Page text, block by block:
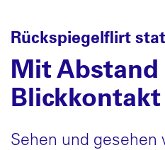
Rückspiegelflirt
Mit Abstand
Blickkontakt
Sehen und gesehen